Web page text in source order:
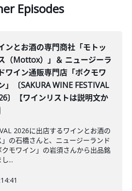
Episodes
ンとお酒の専門商社「モトッ
（Mottox）」＆ ニュージーラ
ワイン通販専門店「ボクモワ
」〔SAKURA WINE FESTIVAL
〕【ワインリストは説明文か
2026に出店するワインとお酒の
の石橋さんと、ニュージーランド
モワイン」の岩須さんから出品銘
...